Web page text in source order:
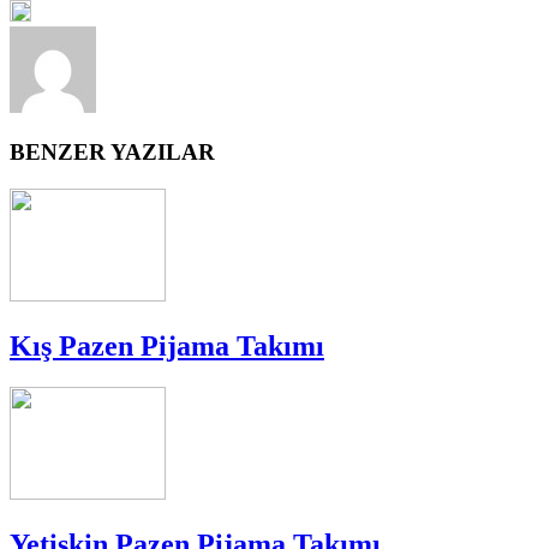
BENZER YAZILAR
Kış Pazen Pijama Takımı